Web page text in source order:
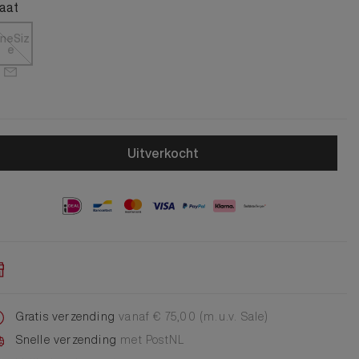
Cap
Giftset
DA Voet accessoire
DA Broche
Alle Damesaccessoires
e
Uitverkocht
Gratis verzendingvanaf € 75,00 (m.u.v. Sale)
Snelle verzending met PostNL